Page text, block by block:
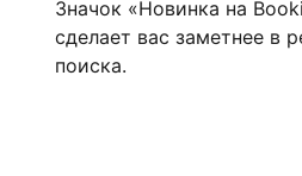
Значок «Новинка на
сделает вас заметнее в
поиска.